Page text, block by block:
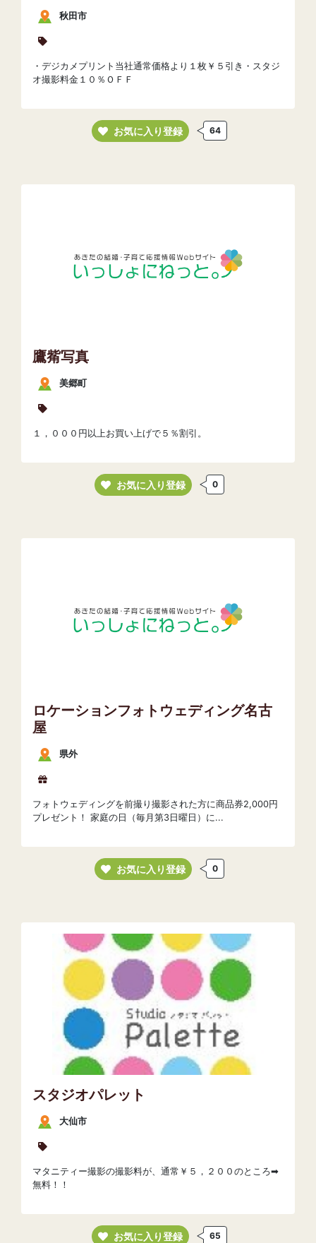
秋田市
・デジカメプリント当社通常価格より１枚￥５引き・スタジ
オ撮影料金１０％ＯＦＦ
お気に入り登録 64
鷹觜写真
美郷町
１，０００円以上お買い上げで５％割引。
お気に入り登録 0
ロケーションフォトウェディング名古
屋
県外
フォトウェディングを前撮り撮影された方に商品券2,000円
プレゼント！ 家庭の日（毎月第3日曜日）に...
お気に入り登録 0
スタジオパレット
大仙市
マタニティー撮影の撮影料が、通常￥５，２００のところ➡
無料！！
お気に入り登録 65